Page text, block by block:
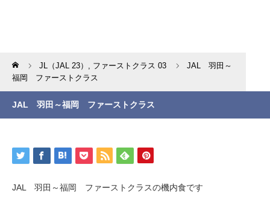
Home JL（JAL 23） , ファーストクラス 03
JAL 羽田～
福岡 ファーストクラス
JAL 羽田～福岡 ファーストクラス
JAL 羽田～福岡 ファーストクラスの機内食です